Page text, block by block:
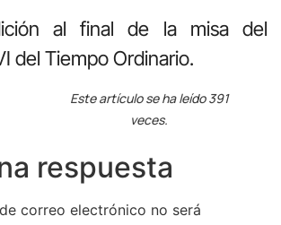
al final de la misa del
del Tiempo Ordinario.
Este artículo se ha leído 391
veces.
respuesta
correo electrónico no será